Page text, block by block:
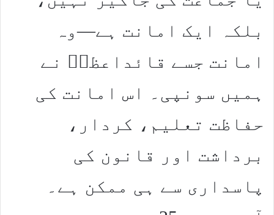
بلکہ ایک امانت ہے—وہ
امانت جسے قائداعظمؒ نے
ہمیں سونپی۔ اس امانت کی
حفاظت تعلیم، کردار،
برداشت اور قانون کی
پاسداری سے ہی ممکن ہے۔